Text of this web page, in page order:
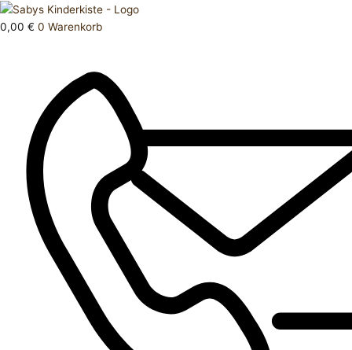
Zum
Inhalt
0,00 € 0 Warenkorb
Products
search
Schlafanzug
68